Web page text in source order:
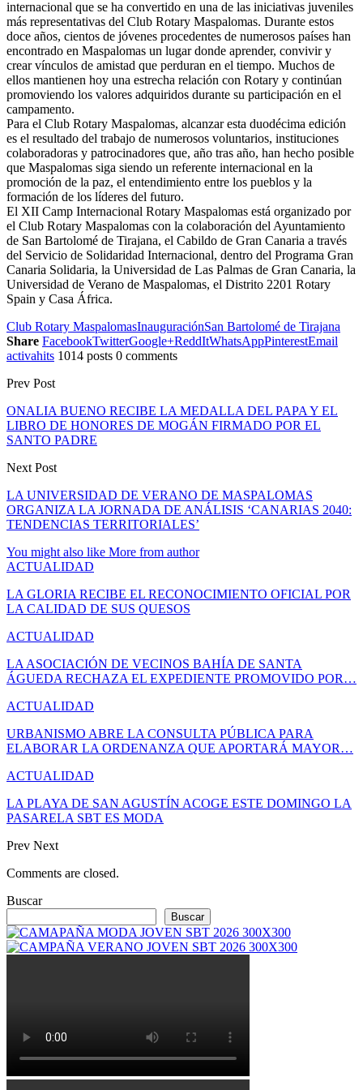
internacional que se ha convertido en una de las iniciativas juveniles
más representativas del Club Rotary Maspalomas. Durante estos
doce años, cientos de jóvenes procedentes de numerosos países han
encontrado en Maspalomas un lugar donde aprender, convivir y
crear vínculos de amistad que perduran en el tiempo. Muchos de
ellos mantienen hoy una estrecha relación con Rotary y continúan
promoviendo los valores adquiridos durante su participación en el
campamento.
Para el Club Rotary Maspalomas, alcanzar esta duodécima edición
es el resultado del trabajo de numerosos voluntarios, instituciones
colaboradoras y patrocinadores que, año tras año, han hecho posible
que Maspalomas siga siendo un referente internacional en la
promoción de la paz, el entendimiento entre los pueblos y la
formación de los líderes del futuro.
El XII Camp Internacional Rotary Maspalomas está organizado por
el Club Rotary Maspalomas con la colaboración del Ayuntamiento
de San Bartolomé de Tirajana, el Cabildo de Gran Canaria a través
del Servicio de Solidaridad Internacional, dentro del Programa Gran
Canaria Solidaria, la Universidad de Las Palmas de Gran Canaria, la
Universidad de Verano de Maspalomas, el Distrito 2201 Rotary
Spain y Casa África.
Club Rotary MaspalomasInauguraciónSan Bartolomé de Tirajana
Share FacebookTwitterGoogle+ReddItWhatsAppPinterestEmail
activahits 1014 posts 0 comments
Prev Post
ONALIA BUENO RECIBE LA MEDALLA DEL PAPA Y EL
LIBRO DE HONORES DE MOGÁN FIRMADO POR EL
SANTO PADRE
Next Post
LA UNIVERSIDAD DE VERANO DE MASPALOMAS
ORGANIZA LA JORNADA DE ANÁLISIS ‘CANARIAS 2040:
TENDENCIAS TERRITORIALES’
You might also like More from author
ACTUALIDAD
LA GLORIA RECIBE EL RECONOCIMIENTO OFICIAL POR
LA CALIDAD DE SUS QUESOS
ACTUALIDAD
LA ASOCIACIÓN DE VECINOS BAHÍA DE SANTA
ÁGUEDA RECHAZA EL EXPEDIENTE PROMOVIDO POR…
ACTUALIDAD
URBANISMO ABRE LA CONSULTA PÚBLICA PARA
ELABORAR LA ORDENANZA QUE APORTARÁ MAYOR…
ACTUALIDAD
LA PLAYA DE SAN AGUSTÍN ACOGE ESTE DOMINGO LA
PASARELA SBT ES MODA
Prev Next
Comments are closed.
Buscar
Buscar